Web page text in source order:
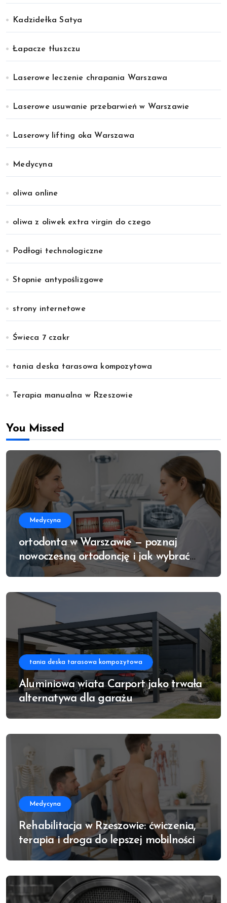
Kadzidełka Satya
Łapacze tłuszczu
Laserowe leczenie chrapania Warszawa
Laserowe usuwanie przebarwień w Warszawie
Laserowy lifting oka Warszawa
Medycyna
oliwa online
oliwa z oliwek extra virgin do czego
Podłogi technologiczne
Stopnie antypoślizgowe
strony internetowe
Świeca 7 czakr
tania deska tarasowa kompozytowa
Terapia manualna w Rzeszowie
You Missed
Medycyna
ortodonta w Warszawie — poznaj
nowoczesną ortodoncję i jak wybrać
najlepszego specjalistę
tania deska tarasowa kompozytowa
Aluminiowa wiata Carport jako trwała
alternatywa dla garażu
Medycyna
Rehabilitacja w Rzeszowie: ćwiczenia,
terapia i droga do lepszej mobilności